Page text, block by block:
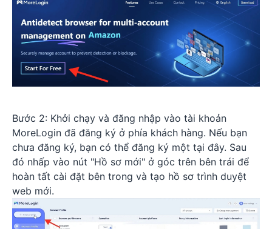
Bước 2: Khởi chạy và đăng nhập vào tài khoản
MoreLogin đã đăng ký ở phía khách hàng. Nếu bạn
chưa đăng ký, bạn có thể đăng ký một tại đây. Sau
đó nhấp vào nút "Hồ sơ mới" ở góc trên bên trái để
hoàn tất cài đặt bên trong và tạo hồ sơ trình duyệt
web mới.